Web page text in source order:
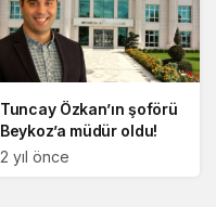
Tuncay Özkan’ın şoförü
Beykoz’a müdür oldu!
2 yıl önce